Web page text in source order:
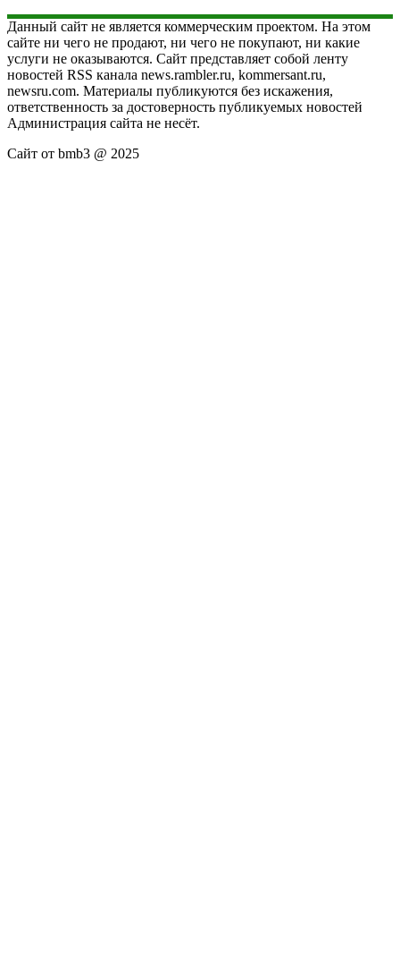
Данный сайт не является коммерческим проектом. На этом
сайте ни чего не продают, ни чего не покупают, ни какие
услуги не оказываются. Сайт представляет собой ленту
новостей RSS канала news.rambler.ru, kommersant.ru,
newsru.com. Материалы публикуются без искажения,
ответственность за достоверность публикуемых новостей
Администрация сайта не несёт.
Сайт от bmb3 @ 2025